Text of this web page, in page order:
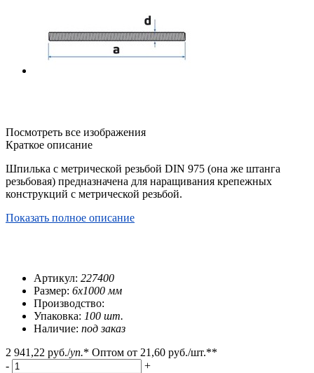
Посмотреть все изображения
Краткое описание
Шпилька с метрической резьбой DIN 975 (она же штанга
резьбовая) предназначена для наращивания крепежных
конструкций с метрической резьбой.
Показать полное описание
Артикул: 227400
Размер: 6х1000 мм
Производство:
Упаковка: 100 шт.
Наличие: под заказ
2 941,22 руб./уп.* Оптом от 21,60 руб./шт.**
-
+